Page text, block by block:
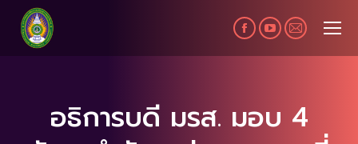
Facebook
page
new
YouTube
page
new
Mail
page
in
new
อธิการบดี มรส. มอบ 4